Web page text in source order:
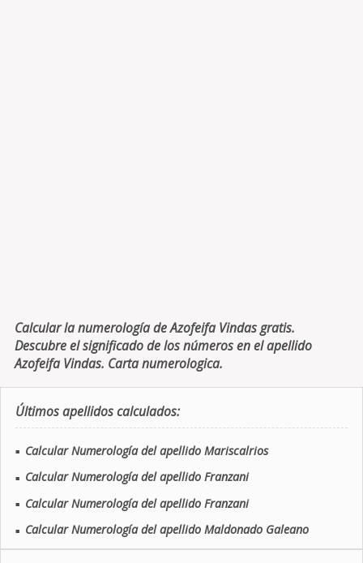
Calcular la numerología de Azofeifa Vindas gratis.
Descubre el significado de los números en el apellido
Azofeifa Vindas. Carta numerologica.
Últimos apellidos calculados:
■ Calcular Numerología del apellido Mariscalrios
■ Calcular Numerología del apellido Franzani
■ Calcular Numerología del apellido Franzani
■ Calcular Numerología del apellido Maldonado Galeano